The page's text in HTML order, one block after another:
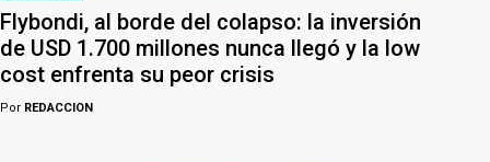
Flybondi, al borde del colapso: la inversión
de USD 1.700 millones nunca llegó y la low
cost enfrenta su peor crisis
Por REDACCION